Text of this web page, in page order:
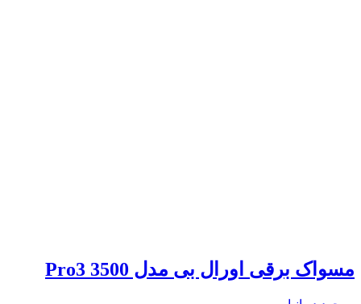
مسواک برقی اورال بی مدل Pro3 3500